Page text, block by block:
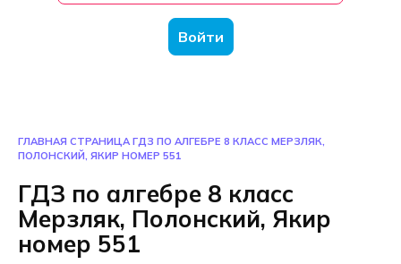
Войти
ГЛАВНАЯ СТРАНИЦА ГДЗ ПО АЛГЕБРЕ 8 КЛАСС МЕРЗЛЯК,
ПОЛОНСКИЙ, ЯКИР НОМЕР 551
ГДЗ по алгебре 8 класс
Мерзляк, Полонский, Якир
номер 551